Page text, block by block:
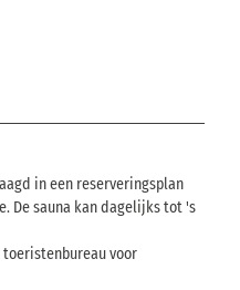
in een reserveringsplan
De sauna kan dagelijks tot 's
voor